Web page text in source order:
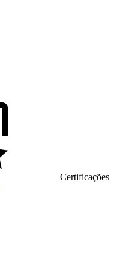
Certificações